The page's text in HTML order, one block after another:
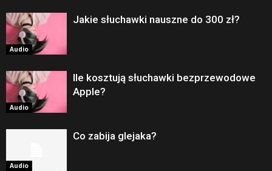
Audio
Jakie słuchawki nauszne do 300 zł?
Audio
Ile kosztują słuchawki bezprzewodowe
Apple?
Audio
Co zabija glejaka?